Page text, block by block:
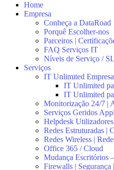
Home
Empresa
Conheça a DataRoad
Porquê Escolher-nos
Parceiros |
FAQ Serviços IT
Níveis de Serviço /
Serviços
IT Unlimited
IT Unlimited
IT Unlimited
Monitorização 24/7 |
Serviços Geridos
Helpdesk
Redes Estruturadas |
Redes Wireless |
Office 365 / Cloud
Mudança Escritórios
Firewalls | Segurança